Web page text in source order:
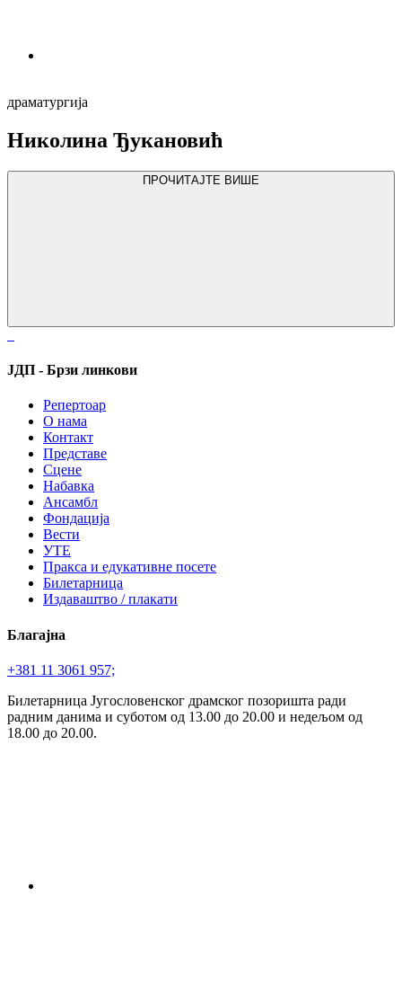
драматургија
Николина Ђукановић
ПРОЧИТАЈТЕ ВИШЕ
ЈДП - Брзи линкови
Репертоар
О нама
Контакт
Представе
Сцене
Набавка
Ансамбл
Фондација
Вести
УТЕ
Пракса и едукативне посете
Билетарница
Издаваштво / плакати
Благајна
+381 11 3061 957;
Билетарница Југословенског драмског позоришта ради
радним данима и суботом од 13.00 до 20.00 и недељом од
18.00 до 20.00.